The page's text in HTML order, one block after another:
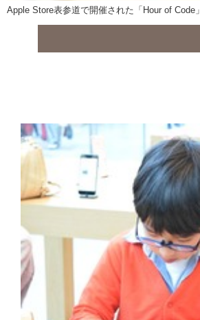
Apple Store表参道で開催された「Hour of Code」